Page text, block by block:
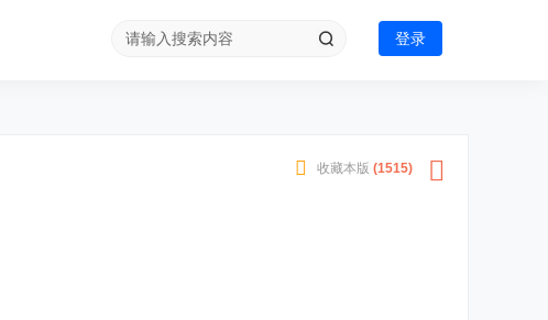
登录
收藏本版 (1515)